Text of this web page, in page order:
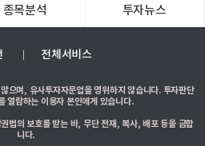
종목분석 투자뉴스
전체서비스
으며, 유사투자자문업을 영위하지 않습니다. 투자판단
열람하는 이용자 본인에게 있습니다.
법의 보호를 받는 바, 무단 전재, 복사, 배포 등을 금합
니다.